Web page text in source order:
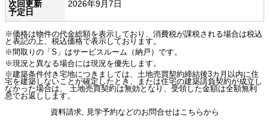
次回更新
予定日
2026年9月7日
※価格は物件の代金総額を表示しており、消費税が課税される場合は税込
と表記の上、税込価格で表示しております。
※間取りの「S」はサービスルーム（納戸）です。
※現況と異なる場合には現況を優先します。
※建築条件付き宅地につきましては、土地売買契約締結後3カ月以内に住
宅を建築しないことが確定したとき、または住宅の建築請負契約が成立し
なかった場合は、 土地売買契約は無効となり、受領した金額は全額無利
息でお返しします。
資料請求, 見学予約などのお問合せはこちらから